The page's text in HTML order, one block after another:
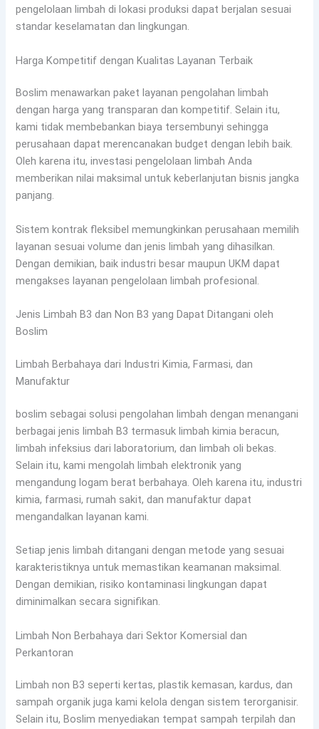
pengelolaan limbah di lokasi produksi dapat berjalan sesuai
standar keselamatan dan lingkungan.
Harga Kompetitif dengan Kualitas Layanan Terbaik
Boslim menawarkan paket layanan pengolahan limbah
dengan harga yang transparan dan kompetitif. Selain itu,
kami tidak membebankan biaya tersembunyi sehingga
perusahaan dapat merencanakan budget dengan lebih baik.
Oleh karena itu, investasi pengelolaan limbah Anda
memberikan nilai maksimal untuk keberlanjutan bisnis jangka
panjang.
Sistem kontrak fleksibel memungkinkan perusahaan memilih
layanan sesuai volume dan jenis limbah yang dihasilkan.
Dengan demikian, baik industri besar maupun UKM dapat
mengakses layanan pengelolaan limbah profesional.
Jenis Limbah B3 dan Non B3 yang Dapat Ditangani oleh
Boslim
Limbah Berbahaya dari Industri Kimia, Farmasi, dan
Manufaktur
boslim sebagai solusi pengolahan limbah dengan menangani
berbagai jenis limbah B3 termasuk limbah kimia beracun,
limbah infeksius dari laboratorium, dan limbah oli bekas.
Selain itu, kami mengolah limbah elektronik yang
mengandung logam berat berbahaya. Oleh karena itu, industri
kimia, farmasi, rumah sakit, dan manufaktur dapat
mengandalkan layanan kami.
Setiap jenis limbah ditangani dengan metode yang sesuai
karakteristiknya untuk memastikan keamanan maksimal.
Dengan demikian, risiko kontaminasi lingkungan dapat
diminimalkan secara signifikan.
Limbah Non Berbahaya dari Sektor Komersial dan
Perkantoran
Limbah non B3 seperti kertas, plastik kemasan, kardus, dan
sampah organik juga kami kelola dengan sistem terorganisir.
Selain itu, Boslim menyediakan tempat sampah terpilah dan